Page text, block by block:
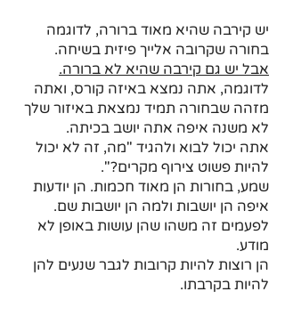
יש קירבה שהיא מאוד ברורה, לדוגמה
בחורה שקרובה אלייך פיזית בשיחה.
אבל יש גם קירבה שהיא לא ברורה.
לדוגמה, אתה נמצא באיזה קורס, ואתה
מזהה שבחורה תמיד נמצאת באיזור שלך
לא משנה איפה אתה יושב בכיתה.
אתה יכול לבוא ולהגיד "מה, זה לא יכול
להיות פשוט צירוף מקרים?".
שמע, בחורות הן מאוד חכמות. הן יודעות
איפה הן יושבות ולמה הן יושבות שם.
לפעמים זה משהו שהן עושות באופן לא
מודע.
הן רוצות להיות קרובות לגבר שנעים להן
להיות בקרבתו.